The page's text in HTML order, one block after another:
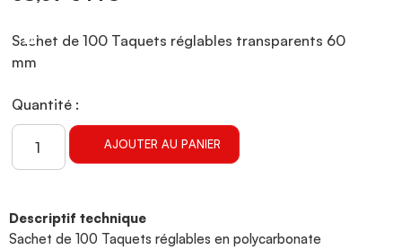
Sachet de 100 Taquets réglables transparents 60
mm
Quantité :
AJOUTER AU PANIER
Descriptif technique
Sachet de 100 Taquets réglables en polycarbonate